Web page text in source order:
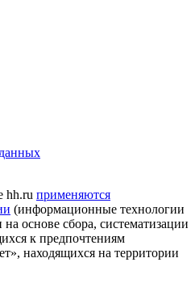
hh.ru применяются
(информационные технологии
основе сбора, систематизации
к предпочтениям
находящихся на территории